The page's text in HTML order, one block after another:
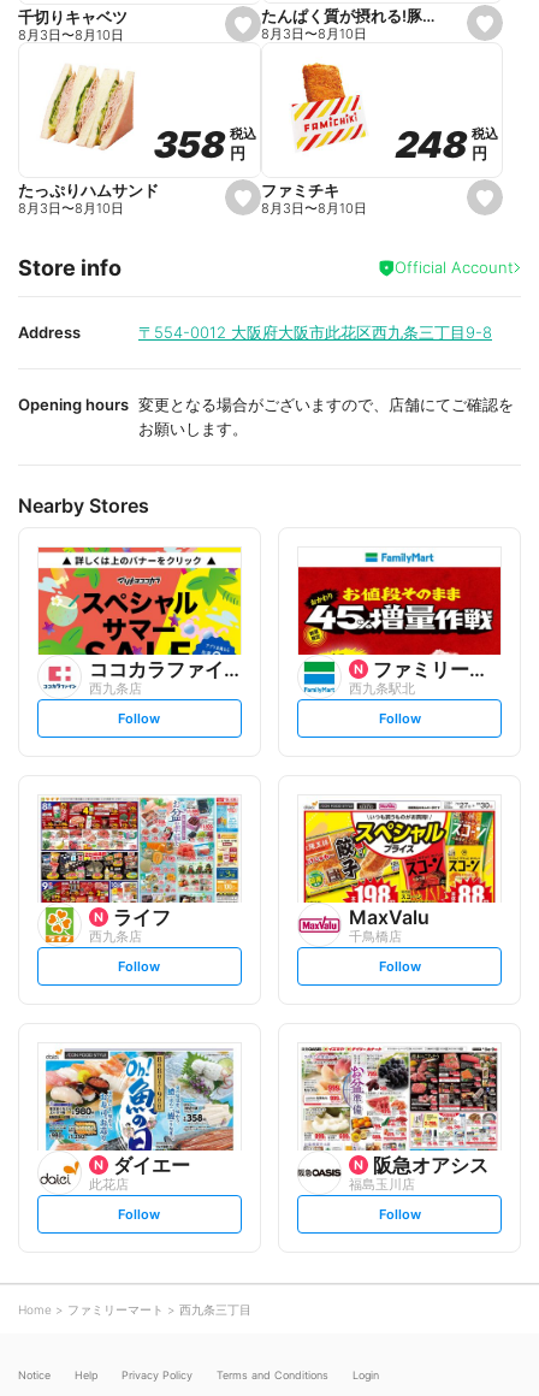
e
e
s
e
o
r
i
e
千切りキャベツ
8月3日〜8月10日
s
e
o
r
i
e
たんぱく質が摂れる!豚しゃぶのパスタサラダ
8月3日〜8月10日
s
e
i
t
358
358税込
税込
円
円
たっぷりハムサンド
8月3日〜8月10日
s
e
a
i
t
248
248 税込
税込
円
円
ファミチキ
8月3日〜8月10日
Store info Official Account
Address 〒554-0012 大阪府大阪市此花区西九条三丁目9-8
Opening hours 変更となる場合がございますので、店舗にてご確認を
お願いします。
Nearby Stores
ココカラファイン
西九条店
s
l
o
w
Follow
ファミリーマート
西九条駅北
s
l
o
w
Follow
ライフ
西九条店
s
l
o
w
Follow
MaxValu
千鳥橋店
s
l
o
w
Follow
ダイエー
此花店
s
l
o
Follow
阪急オアシス
福島玉川店
s
l
Follow
Home ファミリーマート 西九条三丁目
Notice Help Privacy Policy Terms and Conditions Login